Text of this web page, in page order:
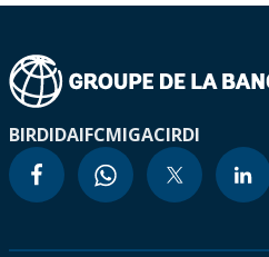
BIRDIDAIFCMIGACIRDI